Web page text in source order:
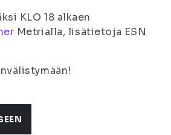
KLO 18 alkaen
Metrialla, lisätietoja ESN